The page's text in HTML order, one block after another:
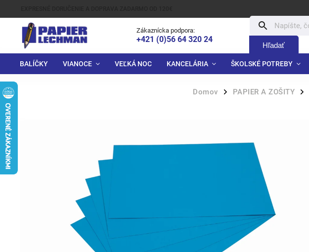
Zákaznícka podpora:
+421 (0)56 64 320 24
Hľadať
BALÍČKY VIANOCE VEĽKÁ NOC KANCELÁRIA ŠKOLSKÉ POTREBY
Domov / PAPIER A ZOŠITY /